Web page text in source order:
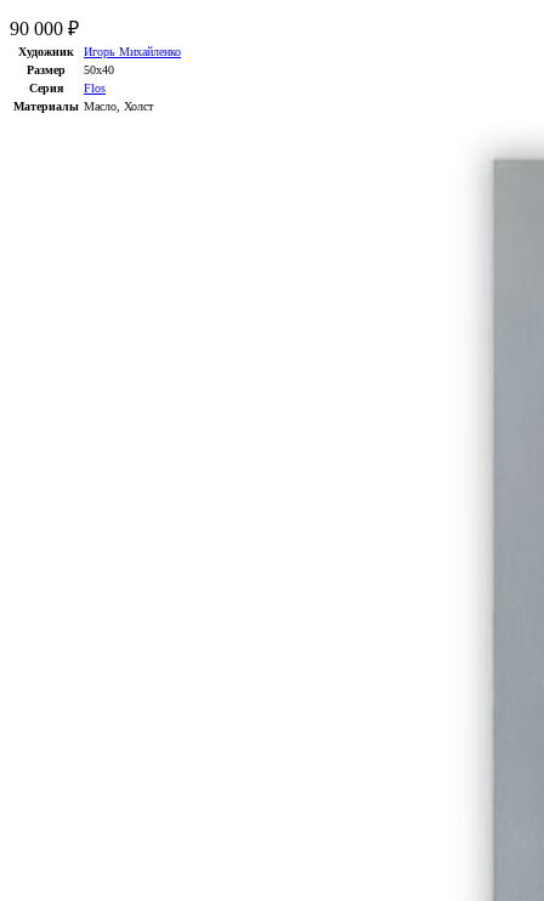
90 000 ₽
Художник
Игорь Михайленко
Размер
50х40
Серия
Flos
Материалы Масло Холст